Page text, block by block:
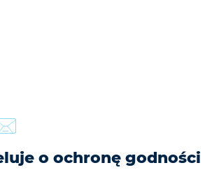
o ochronę godności